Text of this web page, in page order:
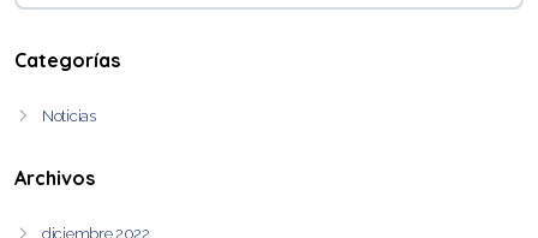
Categorías
Noticias
Archivos
diciembre 2022